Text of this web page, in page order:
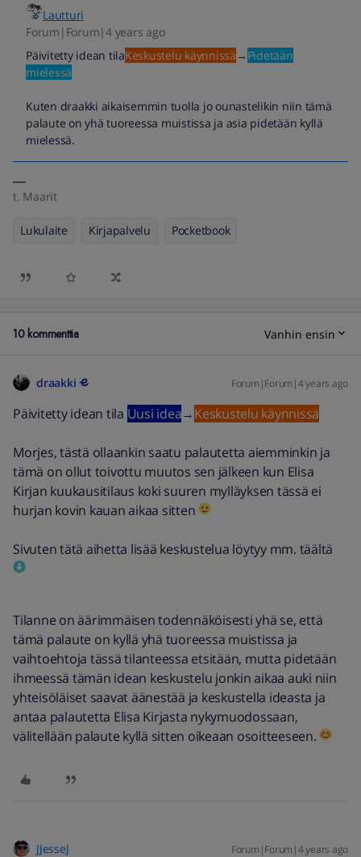
Lautturi
Forum|Forum|4 years ago
Päivitetty idean tilaKeskustelu käynnissä → Pidetään
mielessä
Kuten draakki aikaisemmin tuolla jo ounastelikin niin tämä
palaute on yhä tuoreessa muistissa ja asia pidetään kyllä
mielessä.
t. Maarit
Lukulaite Kirjapalvelu Pocketbook
10 kommenttia Vanhin ensin
draakki Forum|Forum|4 years ago
Päivitetty idean tila Uusi idea→Keskustelu käynnissä
Morjes, tästä ollaankin saatu palautetta aiemminkin ja
tämä on ollut toivottu muutos sen jälkeen kun Elisa
Kirjan kuukausitilaus koki suuren mylläyksen tässä ei
hurjan kovin kauan aikaa sitten
Sivuten tätä aihetta lisää keskustelua löytyy mm. täältä
Tilanne on äärimmäisen todennäköisesti yhä se, että
tämä palaute on kyllä yhä tuoreessa muistissa ja
vaihtoehtoja tässä tilanteessa etsitään, mutta pidetään
ihmeessä tämän idean keskustelu jonkin aikaa auki niin
yhteisöläiset saavat äänestää ja keskustella ideasta ja
antaa palautetta Elisa Kirjasta nykymuodossaan,
välitellään palaute kyllä sitten oikeaan osoitteeseen.
JJesseJ Forum|Forum|4 years ago